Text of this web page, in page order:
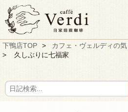
下鴨店TOP
カフェ・ヴェルディの
久しぶりに七福家